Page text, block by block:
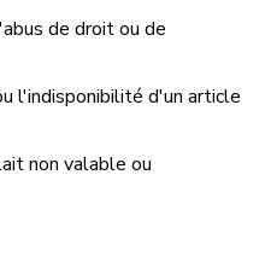
de droit ou de
l'indisponibilité d'un article
non valable ou